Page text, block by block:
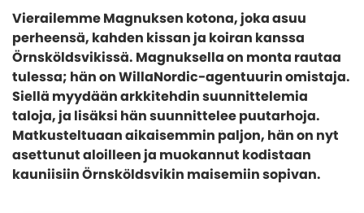
Tietoa yrityksestämme
Rungot
Alumiiniset lasiterassipaketit
Lasiterassien lisävarusteet
INSPIRAATIOTA
Tämän takia lasiterassi ja kasvihuone ovat fiksu
investointi
Seinäkasvihuone
Kasvihuone muurilla
Orangeria
Tunnelikasvihuone
Pieni kasvihuone / Minikasvihuone
Kasvihuoneen lisävarusteet
Paviljongit
Leikkimökit
Huvimajat
Lisävarusteet
INSPIRAATIOTA
Paljut
Kylmävesitynnyri
Ulkoaltaiden lisävarusteet
Autotallit
KATEGORIAT
Yleiskatsaus - Autotallit
Autotalli
Autokatos
Autotallin ovet
Inspiraatiota
KATEGORIAT
Yleiskatsaus - Inspiraatiota
Monipuolinen kennomuovi lasiterassin- ja
Asiakaspalvelu
Svenska
Vierailemme Magnuksen kotona, joka asuu
perheensä, kahden kissan ja koiran kanssa
Örnsköldsvikissä. Magnuksella on monta rautaa
tulessa; hän on WillaNordic-agentuurin omistaja.
Siellä myydään arkkitehdin suunnittelemia
taloja, ja lisäksi hän suunnittelee puutarhoja.
Matkusteltuaan aikaisemmin paljon, hän on nyt
asettunut aloilleen ja muokannut kodistaan
kauniisiin Örnsköldsvikin maisemiin sopivan.